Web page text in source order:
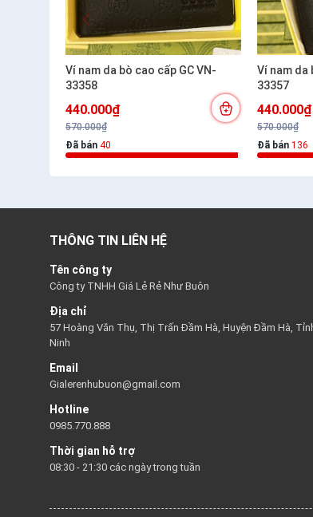
Ví nam da bò cao cấp GC VN-
33358
440.000₫
570.000₫
Đã bán 40
Ví nam da
33357
440.000₫
570.000₫
Đã bán 136
THÔNG TIN LIÊN HỆ
Tên công ty
Công ty TNHH Giá Lẻ Rẻ Như Buôn
Địa chỉ
57 Hoàng Văn Thụ, Thị Trấn Đầm Hà, Huyện Đầm Hà,
Ninh
Email
Gialerenhubuon@gmail.com
Hotline
0985.770.888
Thời gian hỗ trợ
08:30 - 21:30 các ngày trong tuần